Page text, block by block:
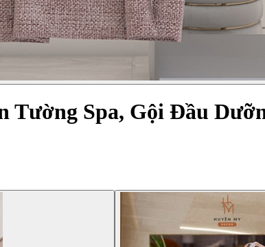
Tường Spa, Gội Đầu